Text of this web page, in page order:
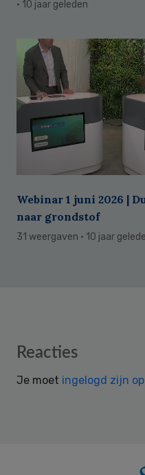
· 10 jaar geleden
Webinar 1 juni 2026 |
naar grondstof
31 weergaven · 10 jaar
Reader
Reacties
Je moet ingelogd zijn op